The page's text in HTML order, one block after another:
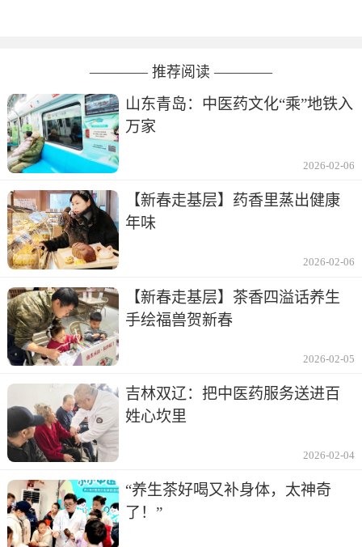
———— 推荐阅读 ————
山东青岛：中医药文化“乘”地铁入
万家
2026-02-06
【新春走基层】药香里蒸出健康
年味
2026-02-06
【新春走基层】茶香四溢话养生
手绘福兽贺新春
2026-02-05
吉林双辽：把中医药服务送进百
姓心坎里
2026-02-04
“养生茶好喝又补身体，太神奇
了！”